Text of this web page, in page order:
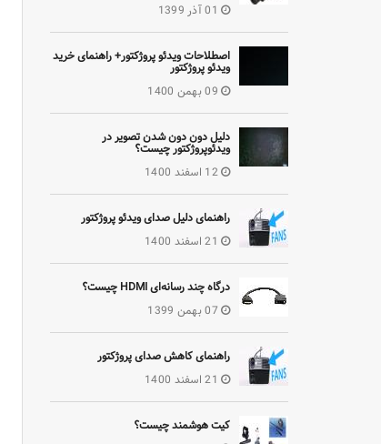
01 آذر 1399
اصطلاحات ویدئو پروژکتور+ راهنمای خرید
ویدئو پروژکتور
09 بهمن 1400
دلیل دون دون شدن تصویر در
ویدئوپروژکتور چیست؟
12 اسفند 1400
راهنمای دلیل صدای ویدئو پروژکتور
21 اسفند 1400
درگاه چند رسانه‌ای HDMI چیست؟
07 بهمن 1399
راهنمای کاهش صدای پروژکتور
21 اسفند 1400
کیت هوشمند چیست؟